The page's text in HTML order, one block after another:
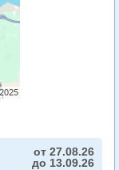
от 27.08.26
до 13.09.26